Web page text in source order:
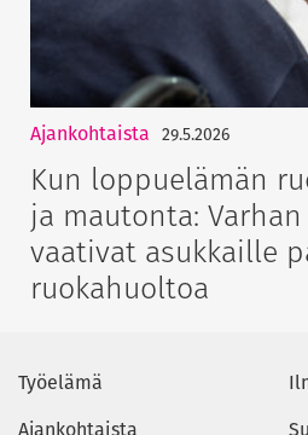
Ajankohtaista 29.5.2026
Kun loppuelämän
ja mautonta:
vaativat asukkaille
ruokahuoltoa
Työelämä
Ajankohtaista